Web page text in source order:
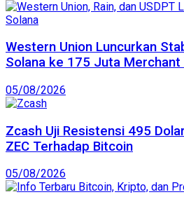
Western Union Luncurkan
Solana ke 175 Juta Merchant
05/08/2026
Zcash Uji Resistensi 495
ZEC Terhadap Bitcoin
05/08/2026